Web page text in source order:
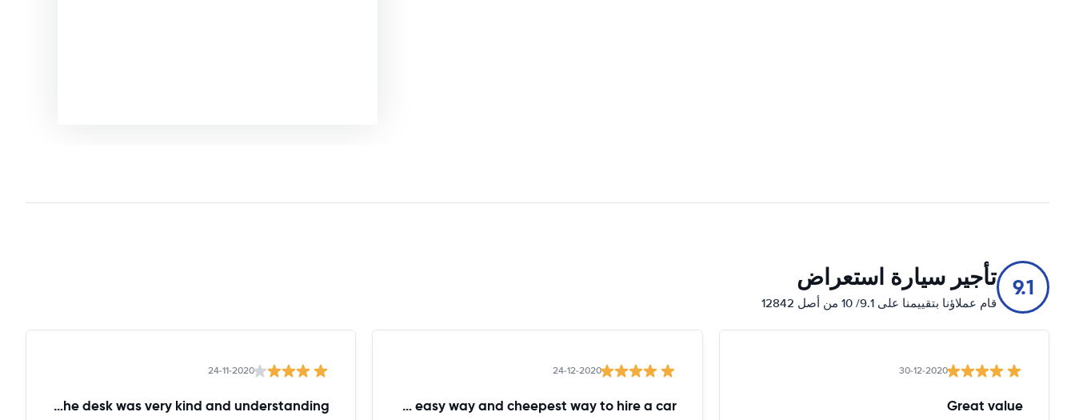
9.1 تأجير سيارة استعراض
قام عملاؤنا بتقييمنا على 9.1/ 10 من أصل 12842
30-12-2020
Great value
24-12-2020
The easy way and cheepest way to hire a car
24-11-2020
the lady at the desk was very kind and understanding!